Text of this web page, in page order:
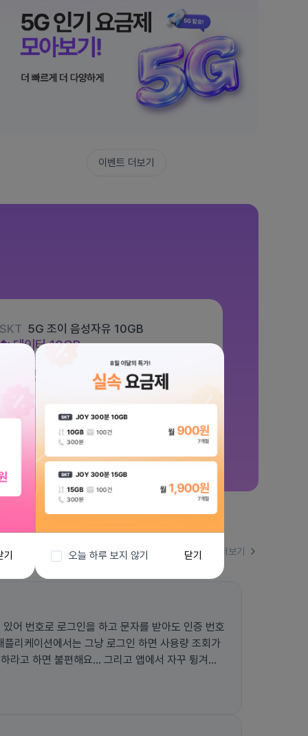
이벤트 더보기
5G 조이 음성자유 10GB
데이터10GB
화 기본제공
5,500원 / 평생할인
더보기
어 번호로 로그인을 하고 문자를 받아도 인증 번호
리케이션에서는 그냥 로그인 하면 사용량 조회가
요... 그리고 앱에서 자꾸 튕겨지
오늘 하루 보지 않기 닫기